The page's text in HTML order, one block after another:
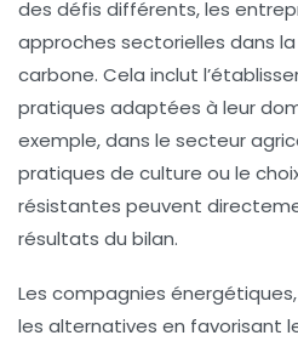
des défis différents, les
approches sectorielles dans
carbone. Cela inclut
pratiques adaptées à leur
exemple, dans le secteur
pratiques de culture ou le
résistantes peuvent
résultats du bilan.
Les compagnies
les alternatives en favorisant